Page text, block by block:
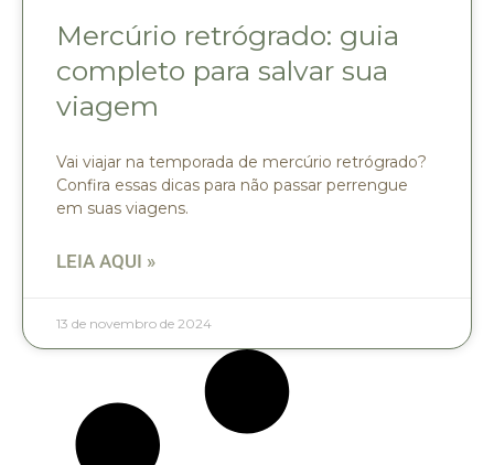
Mercúrio retrógrado: guia
completo para salvar sua
viagem
Vai viajar na temporada de mercúrio retrógrado?
Confira essas dicas para não passar perrengue
em suas viagens.
LEIA AQUI »
13 de novembro de 2024